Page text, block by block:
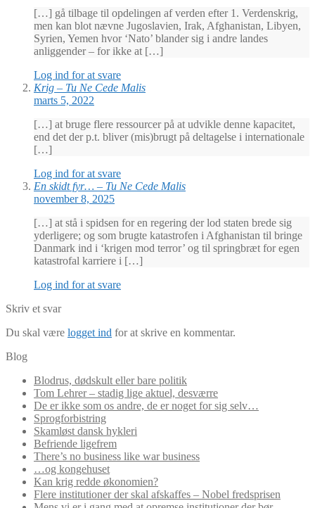
[…] gå tilbage til opdelingen af verden efter 1. Verdenskrig,
men kan blot nævne Jugoslavien, Irak, Afghanistan, Libyen,
Syrien, Yemen hvor ‘Nato’ blander sig i andre landes
anliggender – for ikke at […]
Log ind for at svare
Krig – Tu Ne Cede Malis
marts 5, 2022
[…] at bruge flere ressourcer på at udvikle denne kapacitet,
end det der p.t. bliver (mis)brugt på deltagelse i internationale
[…]
Log ind for at svare
En skidt fyr… – Tu Ne Cede Malis
november 8, 2025
[…] at stå i spidsen for en regering der lod staten brede sig
yderligere; og som brugte katastrofen i Afghanistan til bringe
Danmark ind i ‘krigen mod terror’ og til springbræt for egen
katastrofal karriere i […]
Log ind for at svare
Skriv et svar
Du skal være logget ind for at skrive en kommentar.
Blog
Blodrus, dødskult eller bare politik
Tom Lehrer – stadig lige aktuel, desværre
De er ikke som os andre, de er noget for sig selv…
Sprogforbistring
Skamløst dansk hykleri
Befriende ligefrem
There’s no business like war business
…og kongehuset
Kan krig redde økonomien?
Flere institutioner der skal afskaffes – Nobel fredsprisen